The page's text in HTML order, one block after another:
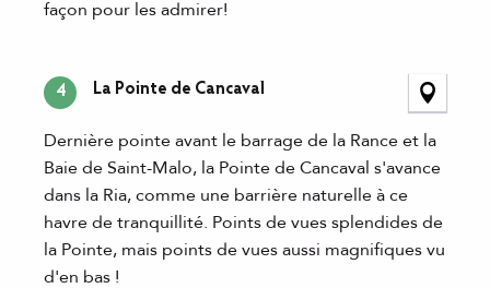
façon pour les admirer!
4 La Pointe de Cancaval
Dernière pointe avant le barrage de la Rance et la
Baie de Saint-Malo, la Pointe de Cancaval s'avance
dans la Ria, comme une barrière naturelle à ce
havre de tranquillité. Points de vues splendides de
la Pointe, mais points de vues aussi magnifiques vu
d'en bas !